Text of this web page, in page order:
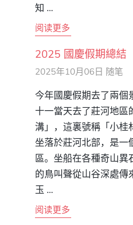
知 …
阅读更多
2025 國慶假期總結
2025年10月06日 随笔
今年國慶假期去了兩個
十一當天去了莊河地區
溝」，這裏號稱「小桂
坐落於莊河北部，是一
區。坐船在各種奇山異
的鳥叫聲從山谷深處傳
玉 …
阅读更多